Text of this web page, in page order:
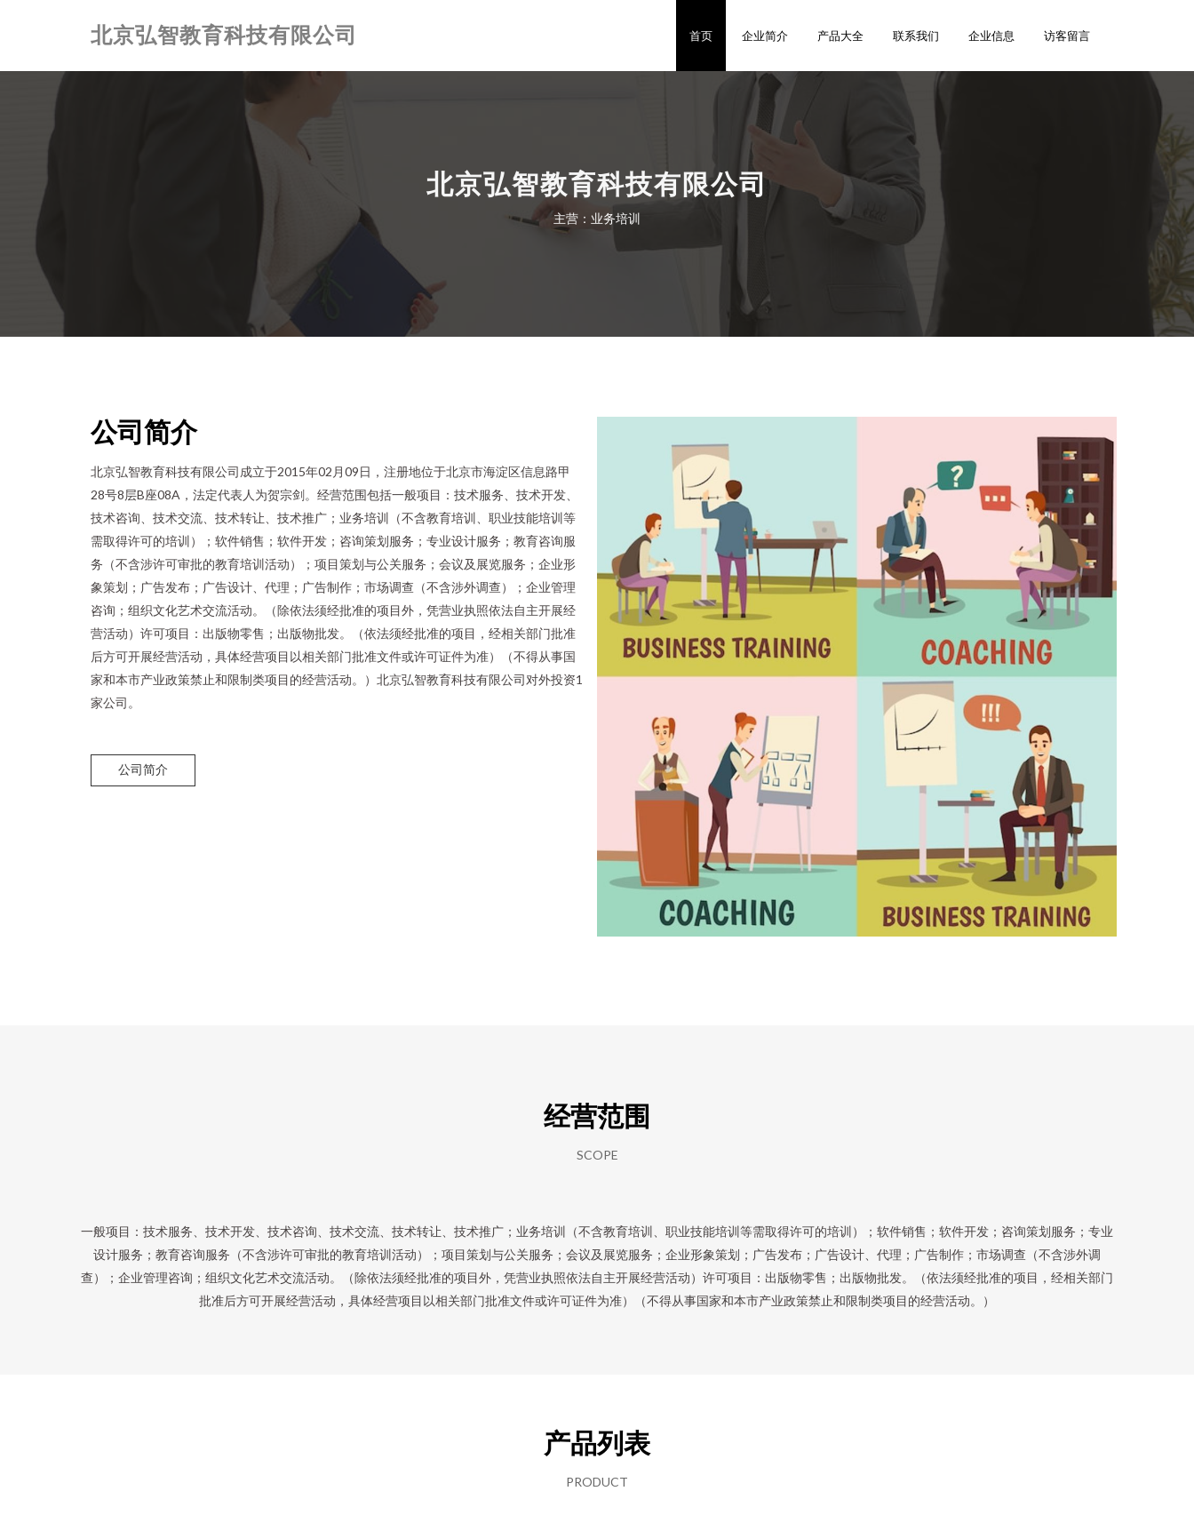
北京弘智教育科技有限公司 首页 企业简介 产品大全 联系我们 企业信息 访客留言
北京弘智教育科技有限公司
主营：业务培训
公司简介
北京弘智教育科技有限公司成立于2015年02月09日，注册地位于北京市海淀区信息路甲
28号8层B座08A，法定代表人为贺宗剑。经营范围包括一般项目：技术服务、技术开发、
技术咨询、技术交流、技术转让、技术推广；业务培训（不含教育培训、职业技能培训等
需取得许可的培训）；软件销售；软件开发；咨询策划服务；专业设计服务；教育咨询服
务（不含涉许可审批的教育培训活动）；项目策划与公关服务；会议及展览服务；企业形
象策划；广告发布；广告设计、代理；广告制作；市场调查（不含涉外调查）；企业管理
咨询；组织文化艺术交流活动。（除依法须经批准的项目外，凭营业执照依法自主开展经
营活动）许可项目：出版物零售；出版物批发。（依法须经批准的项目，经相关部门批准
后方可开展经营活动，具体经营项目以相关部门批准文件或许可证件为准）（不得从事国
家和本市产业政策禁止和限制类项目的经营活动。）北京弘智教育科技有限公司对外投资1
家公司。
公司简介
经营范围
SCOPE
一般项目：技术服务、技术开发、技术咨询、技术交流、技术转让、技术推广；业务培训（不含教育培训、职业技能培训等需取得许可的培训）；软件销售；软件开发；咨询策划服务；专业
设计服务；教育咨询服务（不含涉许可审批的教育培训活动）；项目策划与公关服务；会议及展览服务；企业形象策划；广告发布；广告设计、代理；广告制作；市场调查（不含涉外调
查）；企业管理咨询；组织文化艺术交流活动。（除依法须经批准的项目外，凭营业执照依法自主开展经营活动）许可项目：出版物零售；出版物批发。（依法须经批准的项目，经相关部门
批准后方可开展经营活动，具体经营项目以相关部门批准文件或许可证件为准）（不得从事国家和本市产业政策禁止和限制类项目的经营活动。）
产品列表
PRODUCT